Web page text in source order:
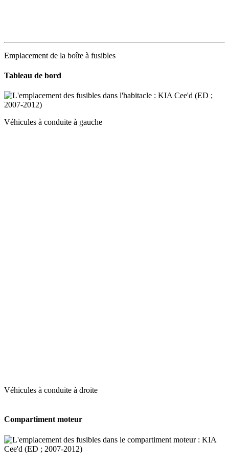
Emplacement de la boîte à fusibles
Tableau de bord
Véhicules à conduite à gauche
Véhicules à conduite à droite
Compartiment moteur